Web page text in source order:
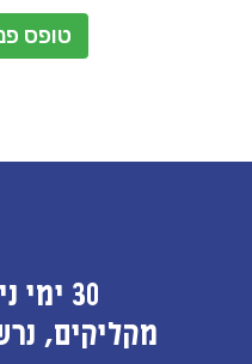
טופס
30 ימי ניסיון חינם -
מקליקים,